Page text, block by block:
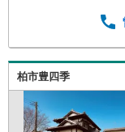
無料、お
絡を心より
柏市豊四季